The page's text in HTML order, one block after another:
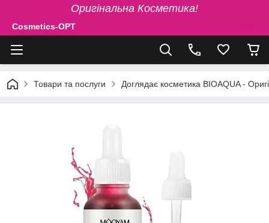
Оригінальна Косметика!
Cosmetics-OPT
Товари та послуги Доглядає косметика BIOAQUA -